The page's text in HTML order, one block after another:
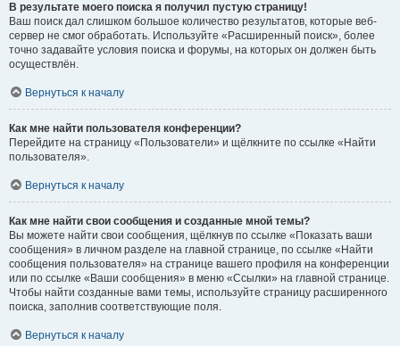
В результате моего поиска я получил пустую страницу!
Ваш поиск дал слишком большое количество результатов, которые веб-
сервер не смог обработать. Используйте «Расширенный поиск», более
точно задавайте условия поиска и форумы, на которых он должен быть
осуществлён.
Вернуться к началу
Как мне найти пользователя конференции?
Перейдите на страницу «Пользователи» и щёлкните по ссылке «Найти
пользователя».
Вернуться к началу
Как мне найти свои сообщения и созданные мной темы?
Вы можете найти свои сообщения, щёлкнув по ссылке «Показать ваши
сообщения» в личном разделе на главной странице, по ссылке «Найти
сообщения пользователя» на странице вашего профиля на конференции
или по ссылке «Ваши сообщения» в меню «Ссылки» на главной странице.
Чтобы найти созданные вами темы, используйте страницу расширенного
поиска, заполнив соответствующие поля.
Вернуться к началу